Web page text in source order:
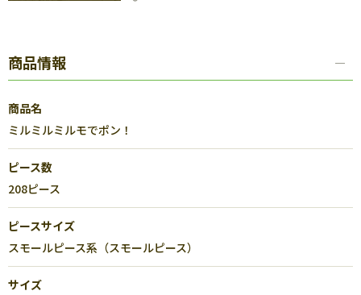
商品情報
商品名
ミルミルミルモでポン！
ピース数
208ピース
ピースサイズ
スモールピース系（スモールピース）
サイズ